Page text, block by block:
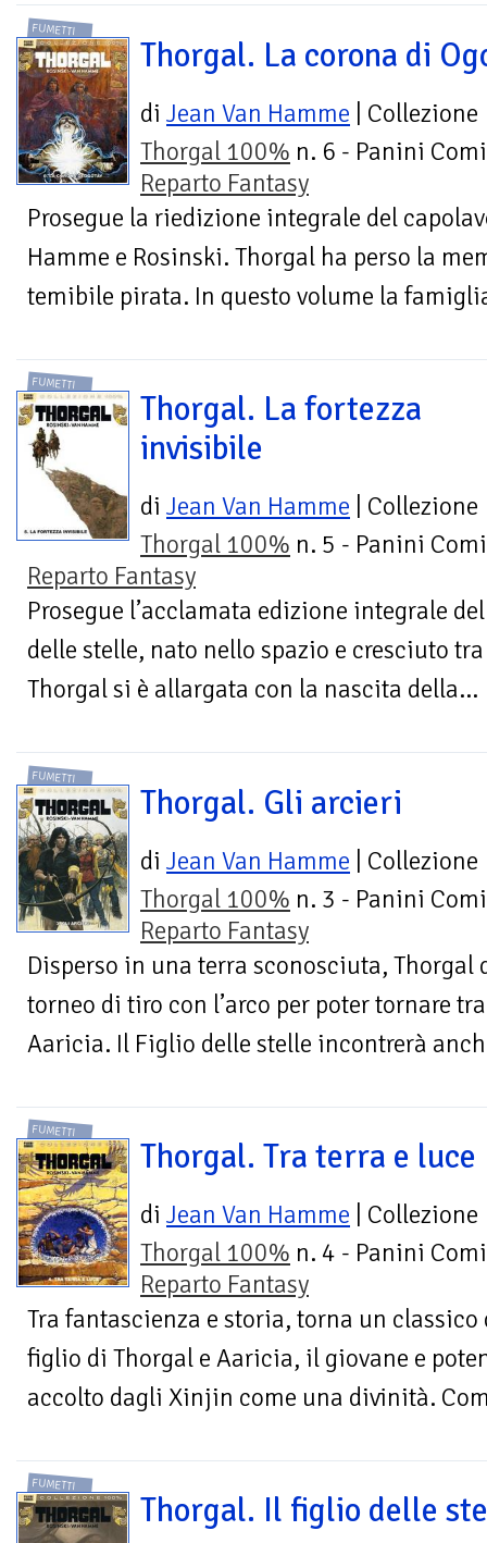
FUMETTI
Thorgal. La corona di
di Jean Van Hamme | Collezione
Thorgal 100% n. 6 - Panini
Reparto Fantasy
Prosegue la riedizione integrale del
Hamme e Rosinski. Thorgal ha perso la
temibile pirata. In questo volume la
FUMETTI
Thorgal. La fortezza
invisibile
di Jean Van Hamme | Collezione
Thorgal 100% n. 5 - Panini
Reparto Fantasy
Prosegue l’acclamata edizione integrale
delle stelle, nato nello spazio e cresciuto
Thorgal si è allargata con la nascita della...
FUMETTI
Thorgal. Gli arcieri
di Jean Van Hamme | Collezione
Thorgal 100% n. 3 - Panini
Reparto Fantasy
Disperso in una terra sconosciuta,
torneo di tiro con l’arco per poter tornare
Aaricia. Il Figlio delle stelle incontrerà
FUMETTI
Thorgal. Tra terra e luce
di Jean Van Hamme | Collezione
Thorgal 100% n. 4 - Panini
Reparto Fantasy
Tra fantascienza e storia, torna un
figlio di Thorgal e Aaricia, il giovane e
accolto dagli Xinjin come una divinità.
FUMETTI
Thorgal. Il figlio delle